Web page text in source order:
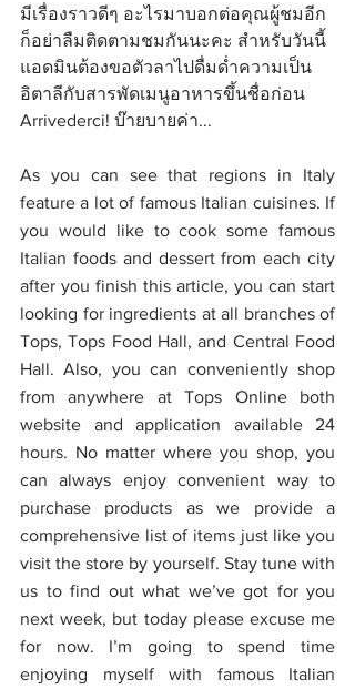
มีเรื่องราวดีๆ อะไรมาบอกต่อคุณผู้ชมอีก
ก็อย่าลืมติดตามชมกันนะคะ สำหรับวันนี้
แอดมินต้องขอตัวลาไปดื่มด่ำความเป็น
อิตาลีกับสารพัดเมนูอาหารขึ้นชื่อก่อน
Arrivederci! บ๊ายบายค่า...
As you can see that regions in Italy
feature a lot of famous Italian cuisines. If
you would like to cook some famous
Italian foods and dessert from each city
after you finish this article, you can start
looking for ingredients at all branches of
Tops, Tops Food Hall, and Central Food
Hall. Also, you can conveniently shop
from anywhere at Tops Online both
website and application available 24
hours. No matter where you shop, you
can always enjoy convenient way to
purchase products as we provide a
comprehensive list of items just like you
visit the store by yourself. Stay tune with
us to find out what we’ve got for you
next week, but today please excuse me
for now. I’m going to spend time
enjoying myself with famous Italian